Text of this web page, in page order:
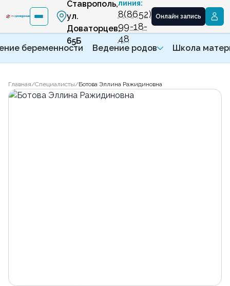
Ставрополь,
ул.
Доваторцев,
65Б
линия:
8(8652)
99-18-
48
Онлайн запись
беременности Ведение родов Школа
Главная/Специалисты/Ботова Эллина Ражидиновна